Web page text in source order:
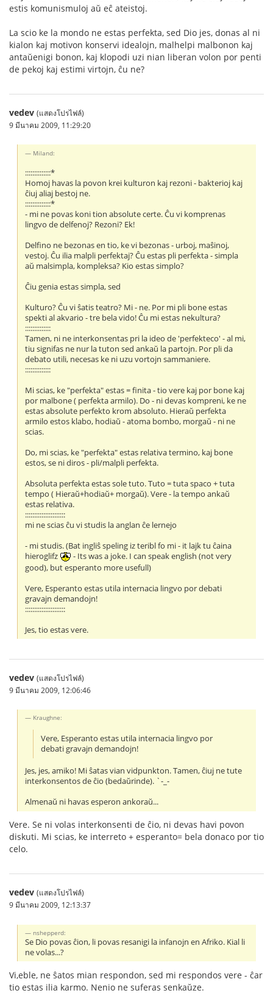
estis komunismuloj aŭ eĉ ateistoj.
La scio ke la mondo ne estas perfekta, sed Dio jes, donas al ni
kialon kaj motivon konservi idealojn, malhelpi malbonon kaj
antaŭenigi bonon, kaj klopodi uzi nian liberan volon por penti
de pekoj kaj estimi virtojn, ĉu ne?
vedev (แสดงโปรไฟล์)
9 มีนาคม 2009, 11:29:20
Miland:
::::::::::::::*
Homoj havas la povon krei kulturon kaj rezoni - bakterioj kaj
ĉiuj aliaj bestoj ne.
::::::::::::::*
- mi ne povas koni tion absolute certe. Ĉu vi komprenas
lingvo de delfenoj? Rezoni? Ek!
Delfino ne bezonas en tio, ke vi bezonas - urboj, maŝinoj,
vestoj. Ĉu ilia malpli perfektaj? Ĉu estas pli perfekta - simpla
aŭ malsimpla, kompleksa? Kio estas simplo?
Ĉiu genia estas simpla, sed
Kulturo? Ĉu vi ŝatis teatro? Mi - ne. Por mi pli bone estas
spekti al akvario - tre bela vido! Ĉu mi estas nekultura?
::::::::::::::
Tamen, ni ne interkonsentas pri la ideo de 'perfekteco' - al mi,
tiu signifas ne nur la tuton sed ankaŭ la partojn. Por pli da
debato utili, necesas ke ni uzu vortojn sammaniere.
::::::::::::::
Mi scias, ke "perfekta" estas = finita - tio vere kaj por bone kaj
por malbone ( perfekta armilo). Do - ni devas kompreni, ke ne
estas absolute perfekto krom absoluto. Hieraŭ perfekta
armilo estos klabo, hodiaŭ - atoma bombo, morgaŭ - ni ne
scias.
Do, mi scias, ke "perfekta" estas relativa termino, kaj bone
estos, se ni diros - pli/malpli perfekta.
Absoluta perfekta estas sole tuto. Tuto = tuta spaco + tuta
tempo ( Hieraŭ+hodiaŭ+ morgaŭ). Vere - la tempo ankaŭ
estas relativa.
::::::::::::::::::::::
mi ne scias ĉu vi studis la anglan ĉe lernejo
- mi studis. (Bat ingliŝ speling iz teribl fo mi - it lajk tu ĉaina
hieroglifz
- Its was a joke. I can speak english (not very
good), but esperanto more usefull)
Vere, Esperanto estas utila internacia lingvo por debati
gravajn demandojn!
::::::::::::::::::::::
Jes, tio estas vere.
vedev (แสดงโปรไฟล์)
9 มีนาคม 2009, 12:06:46
Kraughne:
Vere, Esperanto estas utila internacia lingvo por
debati gravajn demandojn!
Jes, jes, amiko! Mi ŝatas vian vidpunkton. Tamen, ĉiuj ne tute
interkonsentos de ĉio (bedaŭrinde). `-_-
Almenaŭ ni havas esperon ankoraŭ...
Vere. Se ni volas interkonsenti de ĉio, ni devas havi povon
diskuti. Mi scias, ke interreto + esperanto= bela donaco por tio
celo.
vedev (แสดงโปรไฟล์)
9 มีนาคม 2009, 12:13:37
nshepperd:
Se Dio povas ĉion, li povas resanigi la infanojn en Afriko. Kial li
ne volas...?
Vi,eble, ne ŝatos mian respondon, sed mi respondos vere - ĉar
tio estas ilia karmo. Nenio ne suferas senkaŭze.